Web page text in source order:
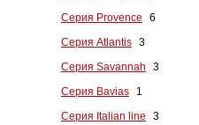
Серия Provence
6
Серия Atlantis 3
Серия Savannah
3
Серия Bavias
1
Серия Italian line
3